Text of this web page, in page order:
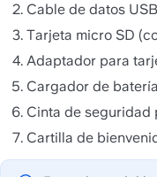
Cable de datos USB
Tarjeta micro SD
Adaptador para
Cargador de batería
Cinta de seguridad
Cartilla de